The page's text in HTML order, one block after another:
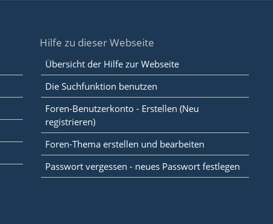
Hilfe zu dieser Webseite
Übersicht der Hilfe zur Webseite
Die Suchfunktion benutzen
Foren-Benutzerkonto - Erstellen (Neu
registrieren)
Foren-Thema erstellen und bearbeiten
Passwort vergessen - neues Passwort festlegen